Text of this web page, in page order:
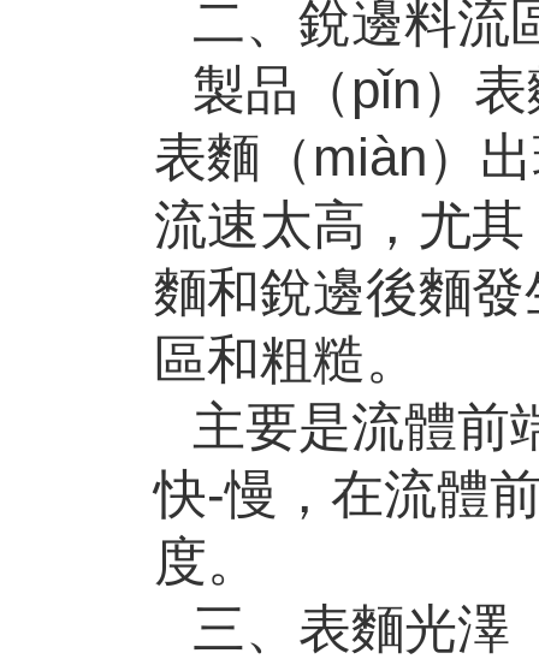
二、銳邊料流
製品（pǐn）
表麵（miàn）
流速太高，尤
麵和銳邊後麵
區和粗糙。
主要是流體前
快-慢，在流體
度。
三、表麵光澤